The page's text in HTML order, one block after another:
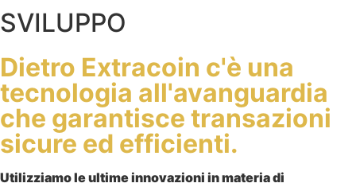
SVILUPPO
Dietro Extracoin c'è una
tecnologia all'avanguardia
che garantisce transazioni
sicure ed efficienti.
Utilizziamo le ultime innovazioni in materia di